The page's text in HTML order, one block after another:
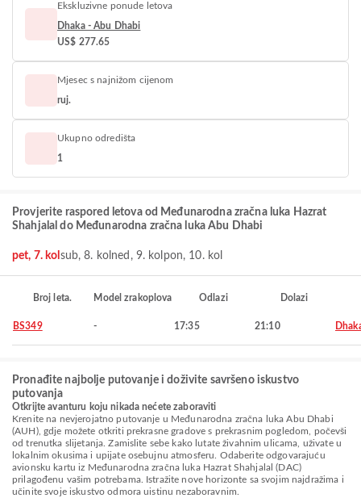
Ekskluzivne ponude letova
Dhaka - Abu Dhabi
US$ 277.65
Mjesec s najnižom cijenom
ruj.
Ukupno odredišta
1
Provjerite raspored letova od Međunarodna zračna luka Hazrat
Shahjalal do Međunarodna zračna luka Abu Dhabi
pet, 7. kol sub, 8. kol ned, 9. kol pon, 10. kol
Broj leta. Model zrakoplova Odlazi Dolazi
BS349 - 17:35 21:10
Pronađite najbolje putovanje i doživite savršeno iskustvo
putovanja
Otkrijte avanturu koju nikada nećete zaboraviti
Krenite na nevjerojatno putovanje u Međunarodna zračna luka Abu Dhabi
(AUH), gdje možete otkriti prekrasne gradove s prekrasnim pogledom, počevši
od trenutka slijetanja. Zamislite sebe kako lutate živahnim ulicama, uživate u
lokalnim okusima i upijate osebujnu atmosferu. Odaberite odgovarajuću
avionsku kartu iz Međunarodna zračna luka Hazrat Shahjalal (DAC)
prilagođenu vašim potrebama. Istražite nove horizonte sa svojim najdražima i
učinite svoje iskustvo odmora uistinu nezaboravnim.